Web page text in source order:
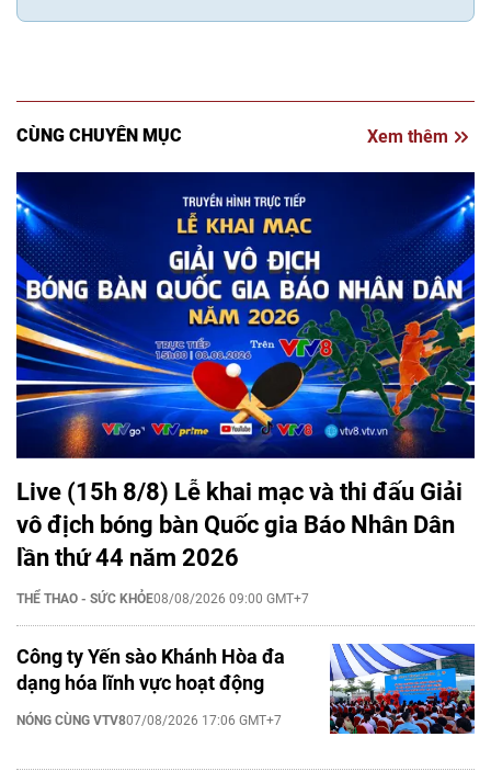
CÙNG CHUYÊN MỤC Xem thêm
Live (15h 8/8) Lễ khai mạc và thi đấu Giải
vô địch bóng bàn Quốc gia Báo Nhân Dân
lần thứ 44 năm 2026
THỂ THAO - SỨC KHỎE08/08/2026 09:00 GMT+7
Công ty Yến sào Khánh Hòa đa
dạng hóa lĩnh vực hoạt động
NÓNG CÙNG VTV807/08/2026 17:06 GMT+7